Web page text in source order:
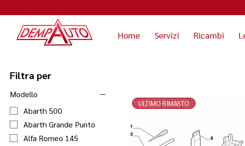
Home Servizi Ricambi
Filtra per
Modello
Abarth 500
Abarth Grande Punto
Alfa Romeo 145
ULTIMO RIMASTO